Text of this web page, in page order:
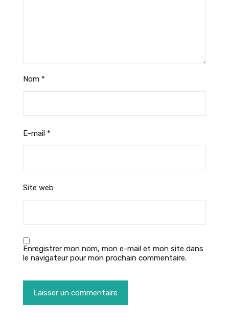
Nom *
E-mail *
Site web
Enregistrer mon nom, mon e-mail et mon site dans
le navigateur pour mon prochain commentaire.